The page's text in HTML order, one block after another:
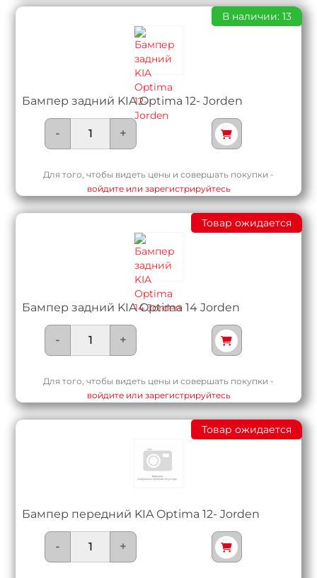
Бампер задний KIA Optima 12- Jorden
В наличии: 13
- +
Для того, чтобы видеть цены и совершать покупки -
войдите или зарегистрируйтесь
Бампер задний KIA Optima 14 Jorden
Товар ожидается
- +
Для того, чтобы видеть цены и совершать покупки -
войдите или зарегистрируйтесь
Бампер передний KIA Optima 12- Jorden
Товар ожидается
- +